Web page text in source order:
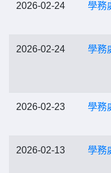
2026-02-24 學務
2026-02-24 學務
2026-02-23 學務
2026-02-13 學務